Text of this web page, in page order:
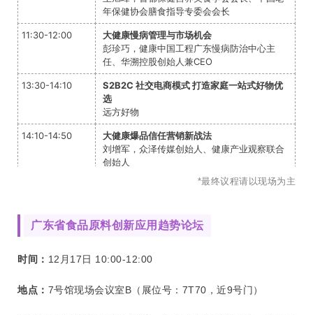
年保健协会膳食指导专委会会长
11:30-12:00
大健康慢病管理与市场机会
彭珍巧，健康中国工程广东慢病防治中心主
任、华溯控股创始人兼CEO
13:30-14:10
S2B2C 社交电商模式 打造家庭一站式好物优
选
远方好物
14:10-14:50
大健康爆品信任营销新战法
刘增军，众泽传媒创始人、健康产业观察联合
创始人
微信电商视频号实现线上线下同步增长
刘艾奇，喜马拉雅“健康科学大白话”主理人、
*最终议程请以现场为主
广东省食品原料创新应用趋势论坛
时间： 12月17日 10:00-12:00
地点： 7号馆现场会议室B（展位号：7T70，近9号门）